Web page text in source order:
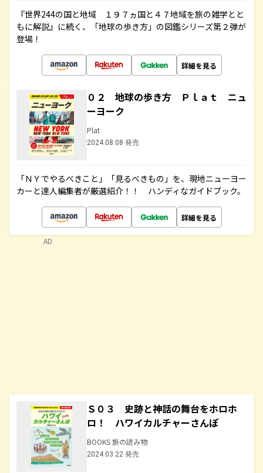
『世界244の国と地域 １９７ヵ国と４７地域を旅の雑学とと
もに解説』に続く、「地球の歩き方」の図鑑シリーズ第２弾が
登場！
詳細を見る
０２ 地球の歩き方 Ｐｌａｔ ニュ
ーヨーク
Plat
2024.08.08 発売
「ＮＹでやるべきこと」「見るべきもの」を、現地ニューヨー
カーと達人編集者が厳選紹介！！ ハンディなガイドブック。
詳細を見る
Ｓ０３ 史跡と神話の舞台をホロホ
ロ！ ハワイカルチャーさんぽ
BOOKS 旅の読み物
2024.03.22 発売
AD